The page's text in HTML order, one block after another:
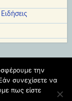
Scratchpad από
την
συνεχίσετε να
πως είστε